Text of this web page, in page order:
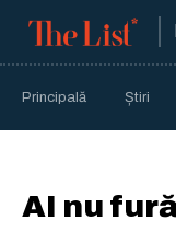
Principală Știri
AI nu